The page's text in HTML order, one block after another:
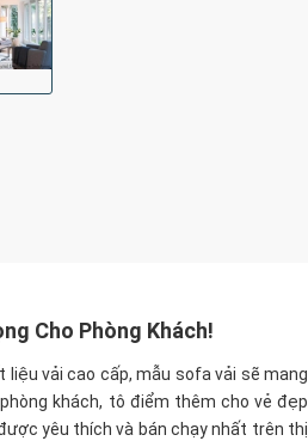
Cho Phòng Khách!
vải cao cấp, mẫu sofa vải sẽ mang
khách, tô điểm thêm cho vẻ đẹp
yêu thích và bán chạy nhất trên thị